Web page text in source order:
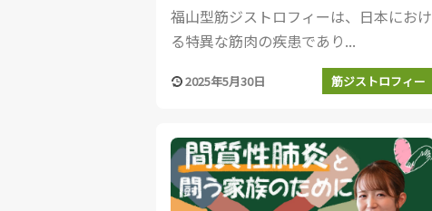
福山型筋ジストロフィーは、日本におけ
る特異な筋肉の疾患であり...
2025年5月30日 筋ジストロフィー